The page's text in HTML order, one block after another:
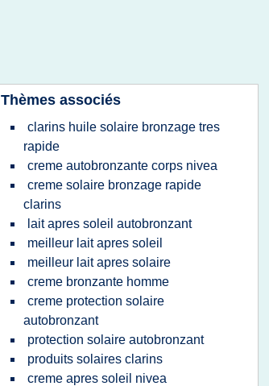
Thèmes associés
clarins huile solaire bronzage tres
rapide
creme autobronzante corps nivea
creme solaire bronzage rapide
clarins
lait apres soleil autobronzant
meilleur lait apres soleil
meilleur lait apres solaire
creme bronzante homme
creme protection solaire
autobronzant
protection solaire autobronzant
produits solaires clarins
creme apres soleil nivea